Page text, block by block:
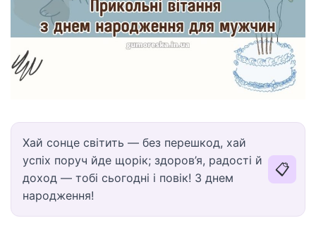
Хай сонце світить — без перешкод, хай
успіх поруч йде щорік; здоров’я, радості й
доход — тобі сьогодні і повік! З днем
народження!
📋